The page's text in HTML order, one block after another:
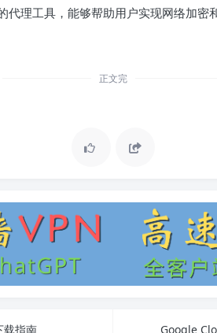
代理工具，能够帮助用户实现网络加密
正文完
载指南 Google